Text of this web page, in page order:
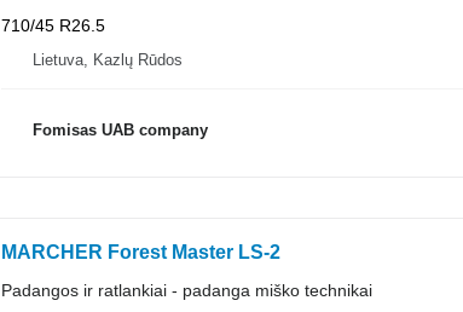
710/45 R26.5
Lietuva, Kazlų Rūdos
Fomisas UAB company
MARCHER Forest Master LS-2
Padangos ir ratlankiai - padanga miško technikai